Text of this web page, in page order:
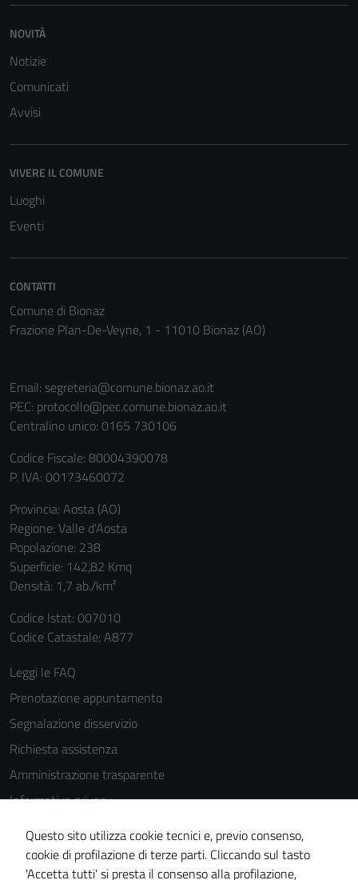
NOVITÀ
Notizie
Comunicati
Avvisi
VIVERE IL COMUNE
Luoghi
Eventi
CONTATTI
Comune di Bionaz
Frazione Plan-De-Veyne, 1 - 11010 Bionaz (AO)
Email: segreteria@comune.bionaz.ao.it
PEC: protocollo@pec.comune.bionaz.ao.it
Centralino unico: 0165 730106
Codice Fiscale: 80004390078
P. IVA: 00173460072
Provincia: Aosta (AO)
Regione: Valle d'Aosta
Popolazione: 238
Superficie: 142,82 Kmq
Densità: 1,7 ab./km²
Codice Istat: 007010
Codice Catastale: A877
Leggi le FAQ
Prenotazione appuntamento
Segnalazione disservizio
Richiesta assistenza
Amministrazione trasparente
Informativa privacy
Note legali
Questo sito utilizza cookie tecnici e, previo consenso,
cookie di profilazione di terze parti. Cliccando sul tasto
'Accetta tutti' si presta il consenso alla profilazione,